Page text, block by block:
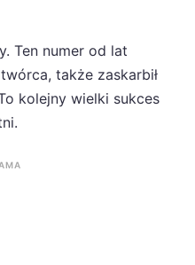
Ten numer od lat
także zaskarbił
kolejny wielki sukces